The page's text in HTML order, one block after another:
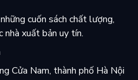
cuốn sách chất lượng,
xuất bản uy tín.
Cửa Nam, thành phố Hà Nội